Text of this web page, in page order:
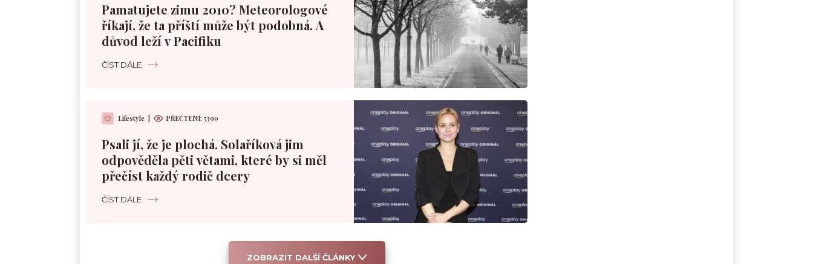
Pamatujete zimu 2010? Meteorologové
říkají, že ta příští může být podobná. A
důvod leží v Pacifiku
ČÍST DÁLE
Lifestyle PŘEČTENÍ: 5390
Psali jí, že je plochá. Solaříková jim
odpověděla pěti větami, které by si měl
přečíst každý rodič dcery
ČÍST DÁLE
ZOBRAZIT DALŠÍ ČLÁNKY